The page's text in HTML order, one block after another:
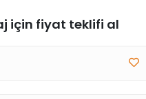
için fiyat teklifi al